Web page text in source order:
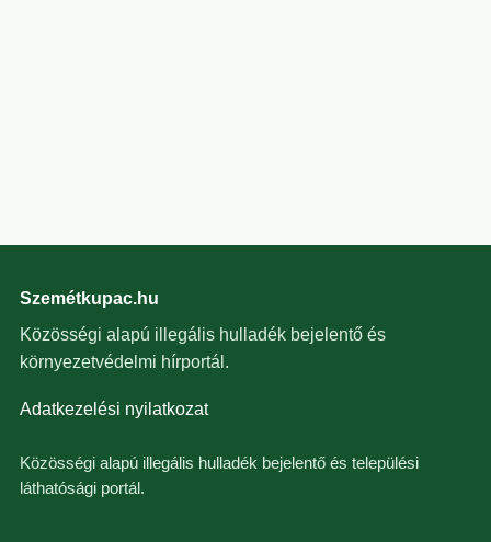
Szemétkupac.hu
Közösségi alapú illegális hulladék bejelentő és
környezetvédelmi hírportál.
Adatkezelési nyilatkozat
Közösségi alapú illegális hulladék bejelentő és települési
láthatósági portál.